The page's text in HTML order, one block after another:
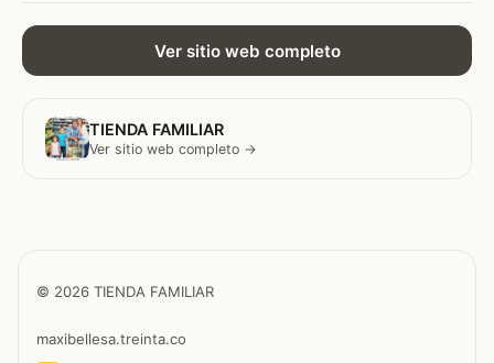
Ver sitio web completo
TIENDA FAMILIAR
Ver sitio web completo →
© 2026 TIENDA FAMILIAR
maxibellesa.treinta.co